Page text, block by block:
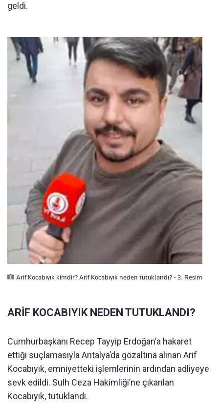
geldi.
Arif Kocabıyık kimdir? Arif Kocabıyık neden tutuklandı? - 3. Resim
ARİF KOCABIYIK NEDEN TUTUKLANDI?
Cumhurbaşkanı Recep Tayyip Erdoğan’a hakaret
ettiği suçlamasıyla Antalya’da gözaltına alınan Arif
Kocabıyık, emniyetteki işlemlerinin ardından adliyeye
sevk edildi. Sulh Ceza Hakimliği’ne çıkarılan
Kocabıyık, tutuklandı.